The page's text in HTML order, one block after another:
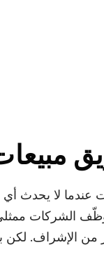
عندما لا يحدث
الشركات